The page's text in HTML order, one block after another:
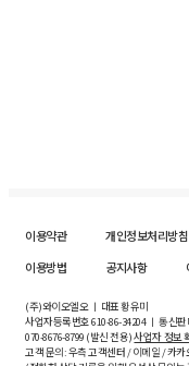
이용약관 개인정보처리방침
이용방법
공지사항
(주)와이오엘오 ㅣ 대표 황유미
사업자등록번호610-86-34204ㅣ 통신판
070-8676-8799 (발신 전용)사업자 정보
고객 문의: 우측 고객센터 / 이메일 / 카